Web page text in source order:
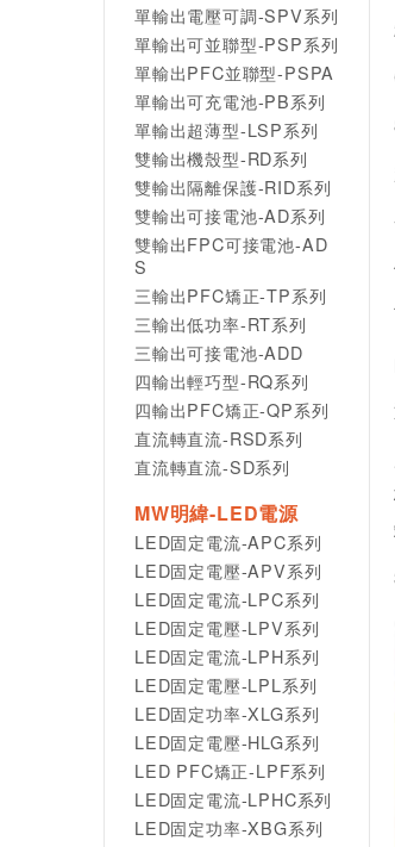
單輸出電壓可調-SPV系列
單輸出可並聯型-PSP系列
單輸出PFC並聯型-PSPA
單輸出可充電池-PB系列
單輸出超薄型-LSP系列
雙輸出機殼型-RD系列
雙輸出隔離保護-RID系列
雙輸出可接電池-AD系列
雙輸出FPC可接電池-AD
S
三輸出PFC矯正-TP系列
三輸出低功率-RT系列
三輸出可接電池-ADD
四輸出輕巧型-RQ系列
四輸出PFC矯正-QP系列
直流轉直流-RSD系列
直流轉直流-SD系列
MW明緯-LED電源
LED固定電流-APC系列
LED固定電壓-APV系列
LED固定電流-LPC系列
LED固定電壓-LPV系列
LED固定電流-LPH系列
LED固定電壓-LPL系列
LED固定功率-XLG系列
LED固定電壓-HLG系列
LED PFC矯正-LPF系列
LED固定電流-LPHC系列
LED固定功率-XBG系列